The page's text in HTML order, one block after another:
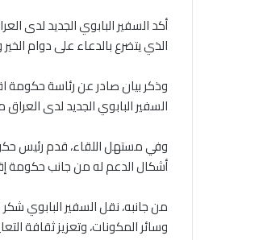
أكد السفير البابوي الجديد لدى
الذي يتضرع بالدعاء على دوام
وذكر بيان صادر عن رئاسة حكومة
السفير البابوي الجديد لدى
وفي مستهل اللقاء، قدم رئيس
أشكال الدعم له من جانب حكومة
من جانبه، نقل السفير البابوي
وسائر المكونات، وتعزيز ثقافة